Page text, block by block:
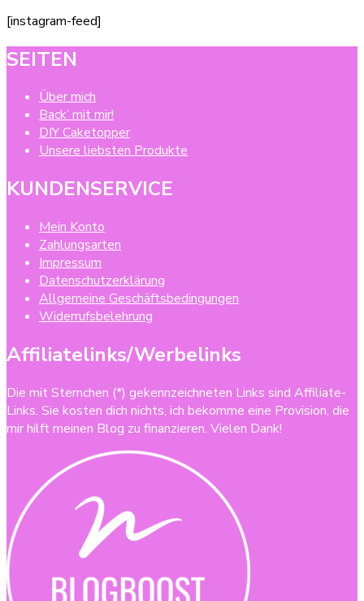
[instagram-feed]
SEITEN
Über mich
Back’ mit mir!
DIY Caketopper
Unsere liebsten Produkte
KUNDENSERVICE
Mein Konto
Zahlungsarten
Impressum
Datenschutzerklärung
Allgemeine Geschäftsbedingungen
Widerrufsbelehrung
Affiliatelinks/Werbelinks
Die mit Sternchen (*) gekennzeichneten Links sind Affiliate-
Links. Sie kosten dich nichts, ich bekomme eine Provision, die
mir hilft meinen Blog zu finanzieren. Vielen Dank!